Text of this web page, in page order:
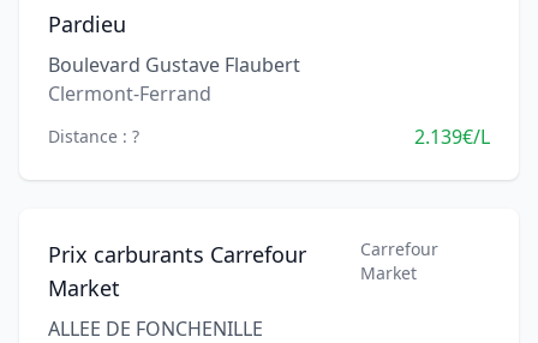
Pardieu
Boulevard Gustave Flaubert
Clermont-Ferrand
Distance : ? 2.139€/L
Prix carburants Carrefour
Market
Carrefour
Market
ALLEE DE FONCHENILLE